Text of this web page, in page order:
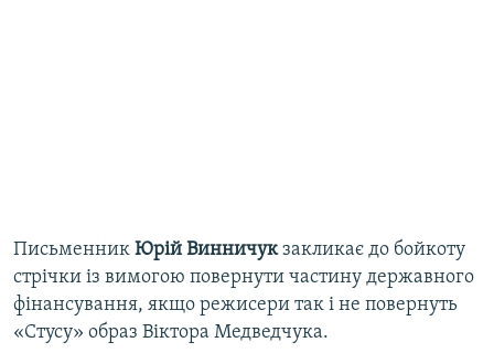
Письменник Юрій Винничукзакликає до бойкоту
стрічки із вимогою повернути частину державного
фінансування, якщо режисери так і не повернуть
«Стусу» образ Віктора Медведчука.